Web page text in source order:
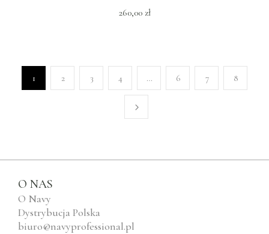
260,00 zł
1 2 3 4 … 6 7 8
O NAS
O Navy
Dystrybucja Polska
biuro@navyprofessional.pl